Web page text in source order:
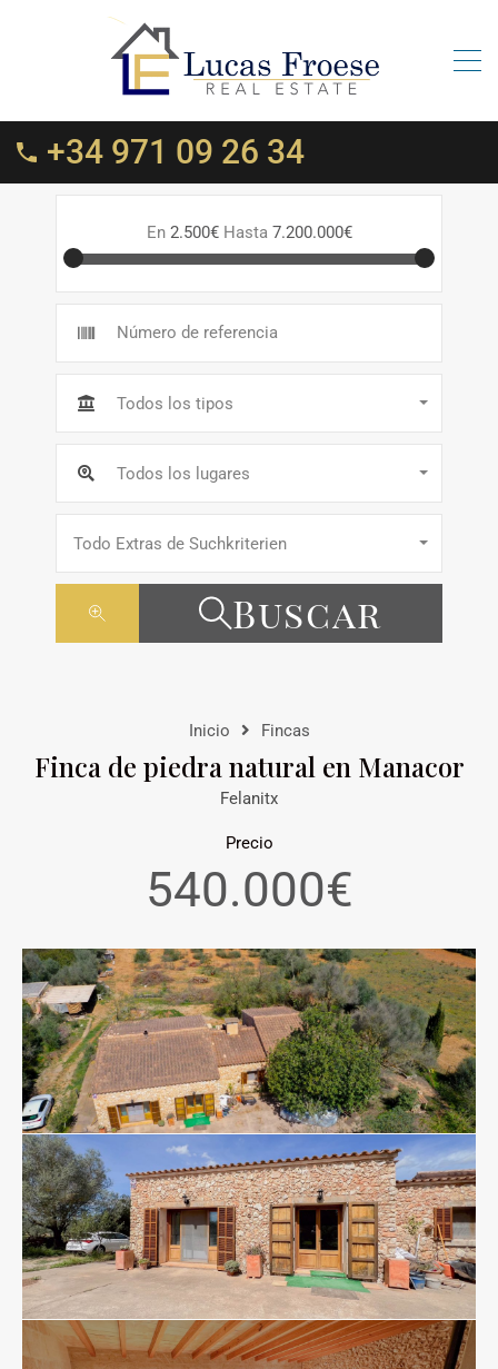
+34 971 09 26 34
En 2.500€ Hasta 7.200.000€
Todos los tipos
Todos los lugares
Todo Extras de Suchkriterien
Buscar
Inicio Fincas
Finca de piedra natural en Manacor
Felanitx
Precio
540.000€